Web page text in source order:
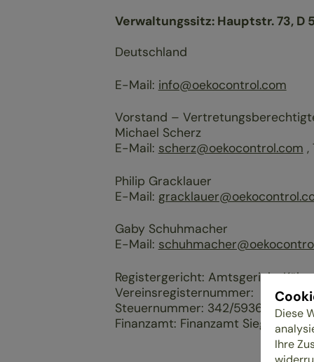
Verwaltungssitz: Hauptstr. 73, D
Deutschland
E-Mail: info@oekocontrol.com
Vorstand –
Michael Scherz
E-Mail: scherz@oekocontrol.com ,
Philip Gracklauer
E-Mail:
Gaby Schuhmacher
E-Mail:
Registergericht: Amtsgericht Köln
Vereinsregisternummer: VR 11726
Steuernummer: 342/5936/1754
Finanzamt: Finanzamt Siegen
Diese
Ihre